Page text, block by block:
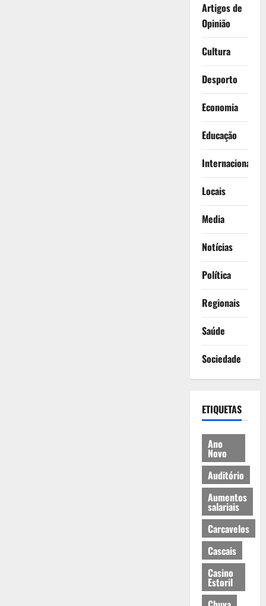
Artigos de
Opinião
Cultura
Desporto
Economia
Educação
Internacionais
Locais
Media
Notícias
Política
Regionais
Saúde
Sociedade
ETIQUETAS
Ano
Novo
Auditório
Aumentos
salariais
Carcavelos
Cascais
Casino
Estoril